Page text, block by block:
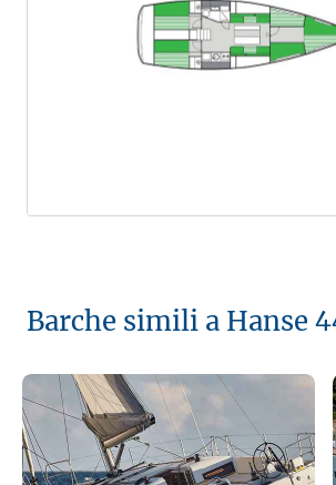
Barche simili a Hanse